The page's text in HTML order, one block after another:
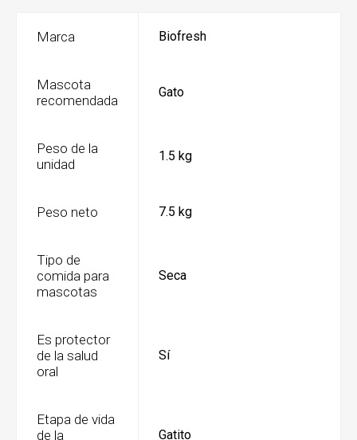
Marca Biofresh
Mascota
recomendada
Gato
Peso de la
unidad
1.5 kg
Peso neto 7.5 kg
Tipo de
comida para
mascotas
Seca
Es protector
de la salud
oral
Sí
Etapa de vida
de la
Gatito